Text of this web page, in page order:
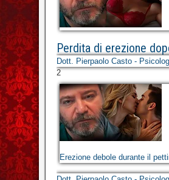
Perdita di erezione
Dott. Pierpaolo Casto -
2
Erezione debole durante il